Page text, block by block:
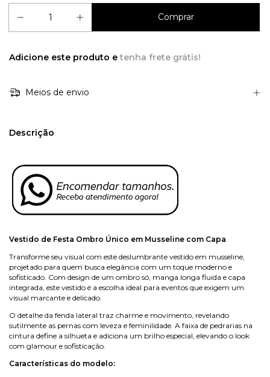
Adicione este produto e tenha frete grátis!
Meios de envio
Descrição
Vestido de Festa Ombro Único em Musseline com Capa
Transforme seu visual com este deslumbrante vestido em musseline,
projetado para quem busca elegância com um toque moderno e
sofisticado. Com design de um ombro só, manga longa fluida e capa
integrada, este vestido é a escolha ideal para eventos que exigem um
visual marcante e delicado.
O detalhe da fenda lateral traz charme e movimento, revelando
sutilmente as pernas com leveza e feminilidade. A faixa de pedrarias na
cintura define a silhueta e adiciona um brilho especial, elevando o look
com glamour e sofisticação.
Características do modelo: